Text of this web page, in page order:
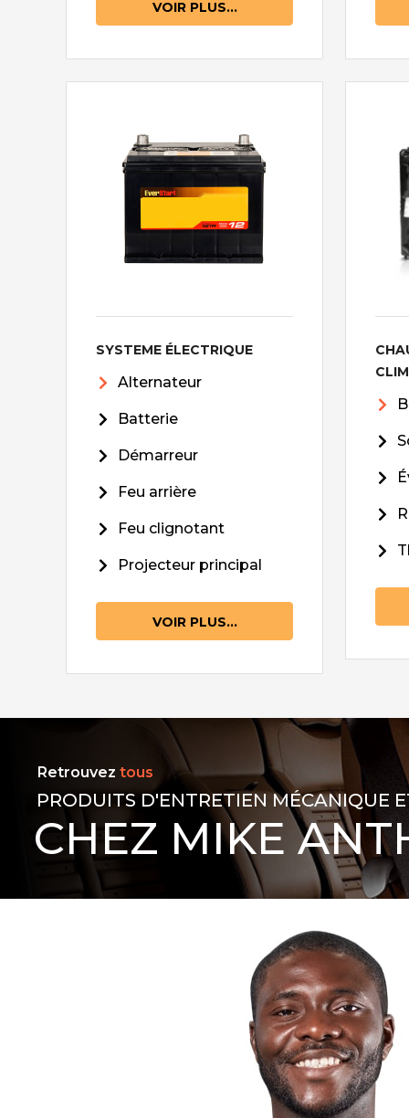
VOIR PLUS...
SYSTEME ÉLECTRIQUE
Alternateur
Batterie
Démarreur
Feu arrière
Feu clignotant
Projecteur principal
VOIR PLUS...
Retrouvez tous
PRODUITS D'ENTRETIEN MÉCANIQUE
CHEZ MIKE